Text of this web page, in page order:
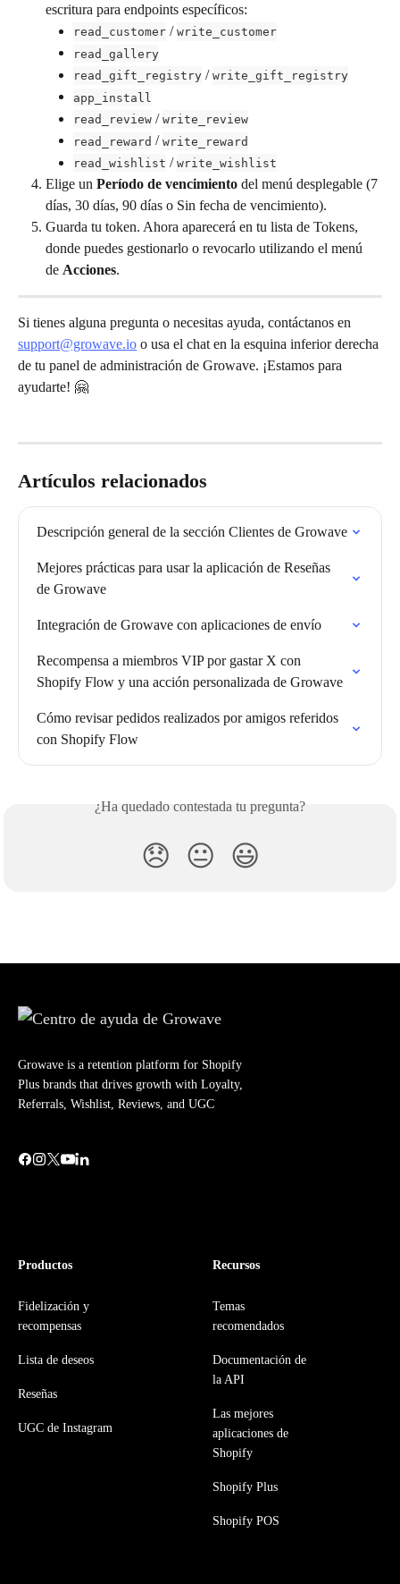
escritura para endpoints específicos:
read_customer / write_customer
read_gallery
read_gift_registry / write_gift_registry
app_install
read_review / write_review
read_reward / write_reward
read_wishlist / write_wishlist
Elige un Período de vencimiento del menú desplegable (7
días, 30 días, 90 días o Sin fecha de vencimiento).
Guarda tu token. Ahora aparecerá en tu lista de Tokens,
donde puedes gestionarlo o revocarlo utilizando el menú
de Acciones.
Si tienes alguna pregunta o necesitas ayuda, contáctanos en
support@growave.io o usa el chat en la esquina inferior derecha
de tu panel de administración de Growave. ¡Estamos para
ayudarte! 🤗
Artículos relacionados
Descripción general de la sección Clientes de Growave
Mejores prácticas para usar la aplicación de Reseñas
de Growave
Integración de Growave con aplicaciones de envío
Recompensa a miembros VIP por gastar X con
Shopify Flow y una acción personalizada de Growave
Cómo revisar pedidos realizados por amigos referidos
con Shopify Flow
¿Ha quedado contestada tu pregunta?
😞 😐 😃
Growave is a retention platform for Shopify
Plus brands that drives growth with Loyalty,
Referrals, Wishlist, Reviews, and UGC
Productos
Fidelización y
recompensas
Lista de deseos
Reseñas
UGC de Instagram
Recursos
Temas
recomendados
Documentación de
la API
Las mejores
aplicaciones de
Shopify
Shopify Plus
Shopify POS